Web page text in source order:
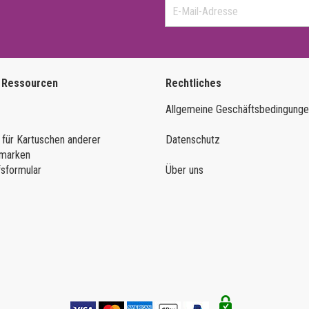
für Kartuschen anderer
Rechtliches
Allgemeine
Datenschutz
Über uns